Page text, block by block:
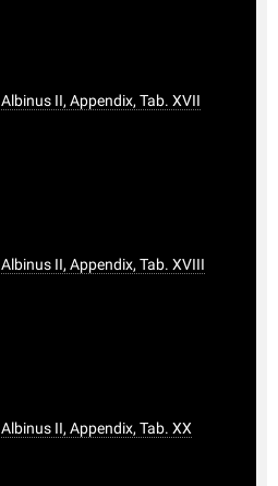
Albinus II, Appendix, Tab. XVII
Albinus II, Appendix, Tab. XVIII
Albinus II, Appendix, Tab. XX